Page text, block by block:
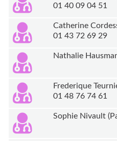
01 40 09 04 51
Catherine
01 43 72 69 29
Nathalie
Frederique
01 48 76 74 61
Sophie Nivault